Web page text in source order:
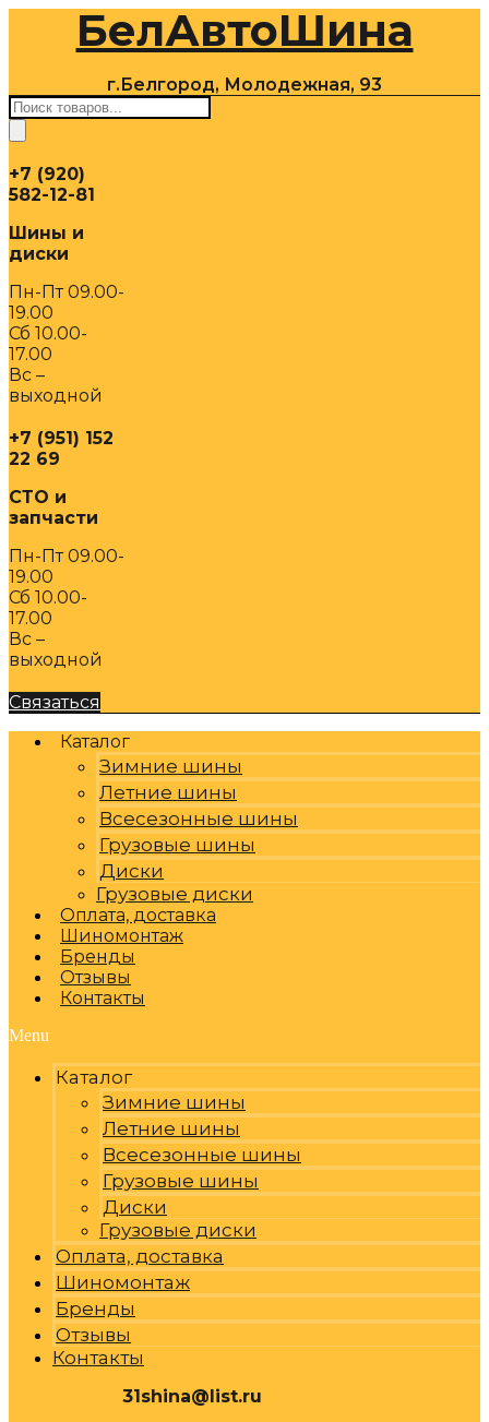
содержимомуБелАвтоШина
г.Белгород, Молодежная, 93
Поиск
товаров
+7 (920)
582-12-81
Шины и
диски
Пн-Пт 09.00-
19.00
Сб 10.00-
17.00
Вс –
выходной
+7 (951) 152
22 69
СТО и
запчасти
Пн-Пт 09.00-
19.00
Сб 10.00-
17.00
Вс –
выходной
Связаться
Каталог
Зимние шины
Летние шины
Всесезонные шины
Грузовые шины
Диски
Грузовые диски
Оплата, доставка
Шиномонтаж
Бренды
Отзывы
Контакты
Menu
Каталог
Зимние шины
Летние шины
Всесезонные шины
Грузовые шины
Диски
Грузовые диски
Оплата, доставка
Шиномонтаж
Бренды
Отзывы
Контакты
31shina@list.ru